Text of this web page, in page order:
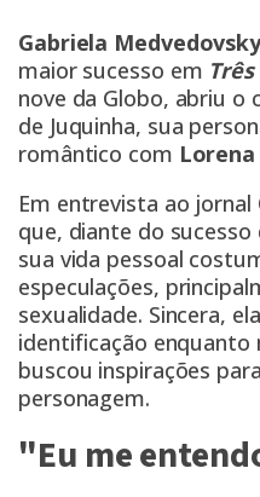
Gabriela Medvedovsky
maior sucesso em
nove da Globo, abriu o
de Juquinha, sua
romântico com
Em entrevista ao
que, diante do
sua vida pessoal
especulações,
sexualidade. Sincera,
identificação enquanto
buscou inspirações
personagem.
"Eu me